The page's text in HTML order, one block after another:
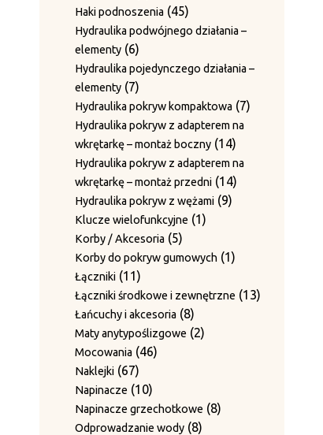
Sworznie rolek prowadzących z
blaszkami zabezpieczającymi
1
Sworznie ściany bocznej i
pierścienie ustalające 33
Sworznie z pierścieniem
ustalającym 11
produkt
Tuleje / Pierścienie prowadzące
1111
produktów
Tuleje prowadzące (do igieł) 44
Tuleje prowadzenia drutu 22
produkty
Wałki prowadzenia drutu 66
Wały haków skrętnych 12
Zestawy noży do płyt dociskowych
1515
produktów
Zestawy prowadnic
produktów
Zestawy przeciwnoży 1010
Zestawy ścieralne bez blachy
grzebieniowej
11
Zestawy ścieralne do 4-krotnego
przewiązania
Zgarniacza 9
produktów
produkty
Haki podnoszenia 4545
produktów
Hydraulika podwójnego działania –
elementy
66
produktów
Hydraulika pojedynczego działania –
elementy
77
produktów
Hydraulika pokryw kompaktowa 77
Hydraulika pokryw z adapterem na
wkrętarkę – montaż boczny
1414
produktów
Hydraulika pokryw z adapterem na
wkrętarkę – montaż przedni
1414
Hydraulika pokryw z wężami 99
Klucze wielofunkcyjne 11
Korby / Akcesoria 55
produktów
Korby do pokryw gumowych 11
Łączniki 1111
produktów
Łączniki środkowe i zewnętrzne 1313
Łańcuchy i akcesoria 88
produktów
Maty anytypoślizgowe 22
Mocowania 4646
Naklejki 6767
produktów
Napinacze 1010
produktów
Napinacze grzechotkowe 88
Odprowadzanie wody 88